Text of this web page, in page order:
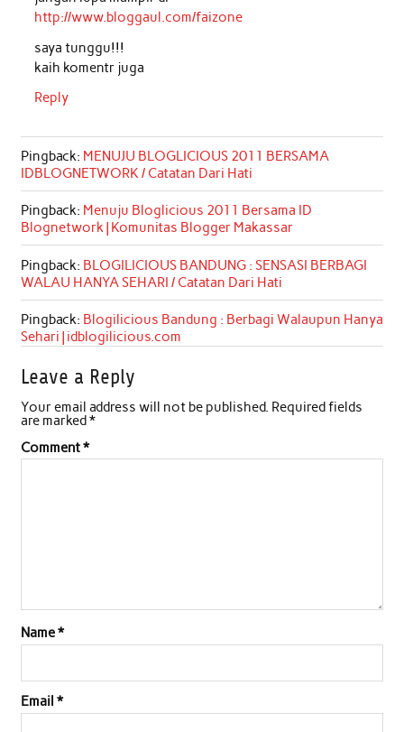
http://www.bloggaul.com/faizone
saya tunggu!!!
kaih komentr juga
Reply
Pingback: MENUJU BLOGLICIOUS 2011 BERSAMA
IDBLOGNETWORK / Catatan Dari Hati
Pingback: Menuju Bloglicious 2011 Bersama ID
Blognetwork | Komunitas Blogger Makassar
Pingback: BLOGILICIOUS BANDUNG : SENSASI BERBAGI
WALAU HANYA SEHARI / Catatan Dari Hati
Pingback: Blogilicious Bandung : Berbagi Walaupun Hanya
Sehari | idblogilicious.com
Leave a Reply
Your email address will not be published. Required fields
are marked*
Comment*
Name*
Email *